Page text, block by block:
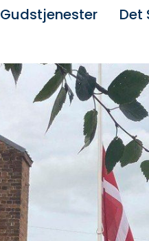
Gudstjenester Det